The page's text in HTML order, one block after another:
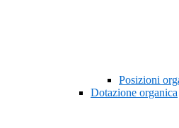
Posizioni
Dotazione organica